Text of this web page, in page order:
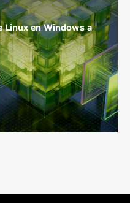
Linux en Windows a
los desarrolladores
de IA de Linux